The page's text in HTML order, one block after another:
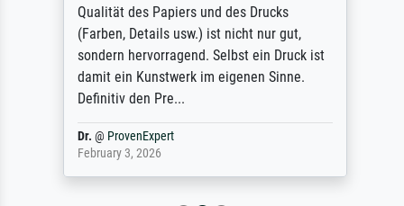
Qualität des Papiers und des Drucks
(Farben, Details usw.) ist nicht nur gut,
sondern hervorragend. Selbst ein Druck ist
damit ein Kunstwerk im eigenen Sinne.
Definitiv den Pre...
Dr.@ ProvenExpert
February 3, 2026